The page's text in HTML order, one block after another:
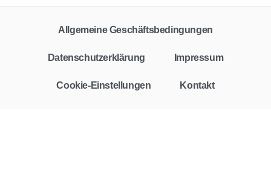
Allgemeine Geschäftsbedingungen
Datenschutzerklärung Impressum
Cookie-Einstellungen Kontakt